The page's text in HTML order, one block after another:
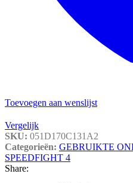
Toevoegen aan wenslijst
Vergelijk
SKU: 051D170C131A2
Categorieën: GEBRUIKTE
SPEEDFIGHT 4
Share: